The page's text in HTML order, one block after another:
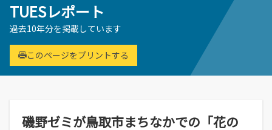
基本情報
情報公開・外部評価
組織･規程
教員・研究者一覧
情報メディアセンター(図書館)のご案内
です。
公立鳥取環境大学の研究・附属機関のご
学年暦
成績評価・卒業認定・学位
証明書の発行
環境学部
環境学科
地域と関りながら環境問題に取り組む
入試
入試過去問題の公開
進学説明会【高校教員対象】
令和9年度入試
学生生活
通学等
委員会、クラブ・サークル活動
TUESレポート
過去10年分を掲載しています
このページをプリントする
磯野ゼミが鳥取市まちなかでの「花の